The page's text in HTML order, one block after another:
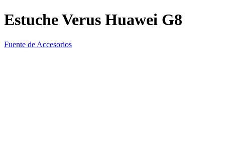
Estuche Verus Huawei G8
Fuente de Accesorios